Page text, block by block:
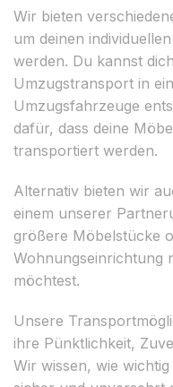
Wir bieten
um deinen
werden. Du kannst
Umzugstransport in
Umzugsfahrzeuge
dafür, dass deine
transportiert werden.
Alternativ bieten wir
einem unserer
größere Möbelstücke
Wohnungseinrichtung
möchtest.
Unsere
ihre Pünktlichkeit,
Wir wissen, wie